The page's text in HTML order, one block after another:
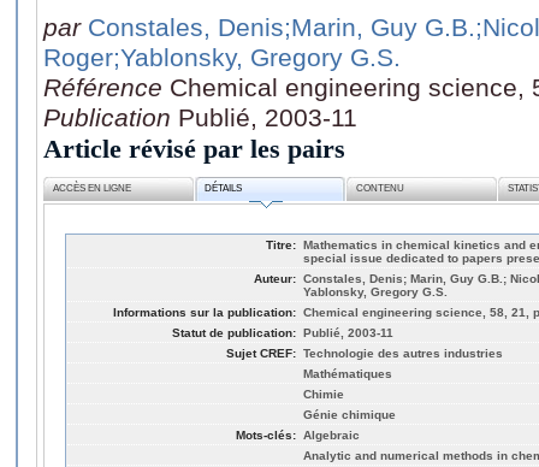
par Constales, Denis;Marin, Guy G.B.
Roger;Yablonsky, Gregory G.S.
Référence Chemical engineering science,
Publication Publié, 2003-11
Article révisé par les pairs
ACCÈS EN LIGNE DÉTAILS CONTENU
Titre: Mathematics in chemical kinetics and
special issue dedicated to papers
Auteur: Constales, Denis; Marin, Guy G.B.;
Yablonsky, Gregory G.S.
Informations sur la publication: Chemical engineering science, 58, 21,
Statut de publication: Publié, 2003-11
Sujet CREF: Technologie des autres industries
Mathématiques
Chimie
Génie chimique
Mots-clés: Algebraic
Analytic and numerical methods in